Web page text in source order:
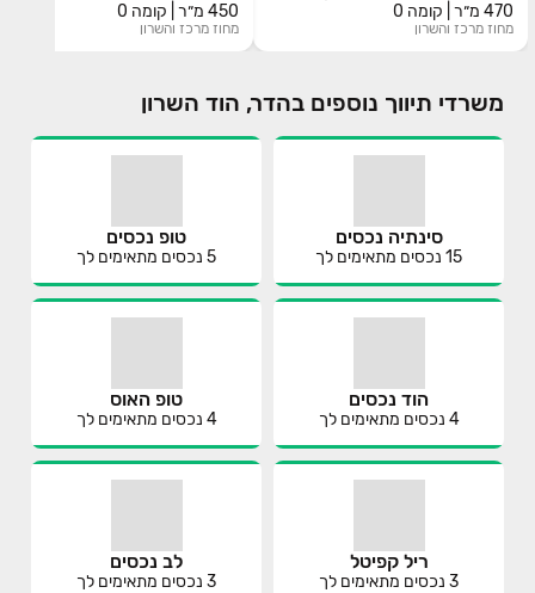
470 מ״ר | קומה 0
מחוז מרכז והשרון
450 מ״ר | קומה 0
מחוז מרכז והשרון
משרדי תיווך נוספים בהדר, הוד השרון
סינתיה נכסים
15 נכסים מתאימים לך
טופ נכסים
5 נכסים מתאימים לך
הוד נכסים
4 נכסים מתאימים לך
טופ האוס
4 נכסים מתאימים לך
ריל קפיטל
3 נכסים מתאימים לך
לב נכסים
3 נכסים מתאימים לך